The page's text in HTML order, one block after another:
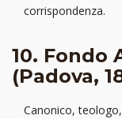
corrispondenza.
10. Fondo
(Padova,
Canonico,